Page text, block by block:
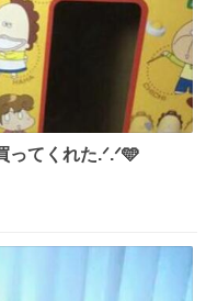
ってくれた.ᐟ.ᐟ🩵